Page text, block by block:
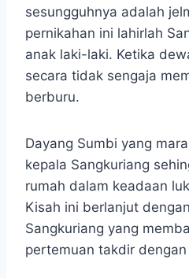
sesungguhnya adalah
pernikahan ini lahirlah
anak laki-laki. Ketika
secara tidak sengaja
berburu.
Dayang Sumbi yang
kepala Sangkuriang
rumah dalam keadaan
Kisah ini berlanjut
Sangkuriang yang
pertemuan takdir